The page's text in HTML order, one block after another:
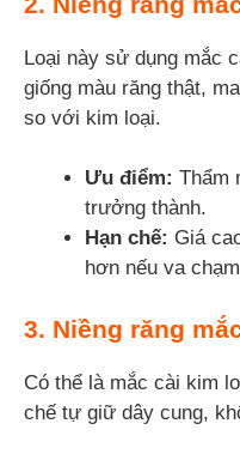
Loại này sử dụng mắc
giống màu răng thật,
so với kim loại.
Ưu điểm: Thẩm
trưởng thành.
Hạn chế: Giá
hơn nếu va
3. Niềng răng
Có thể là mắc cài kim
chế tự giữ dây cung,